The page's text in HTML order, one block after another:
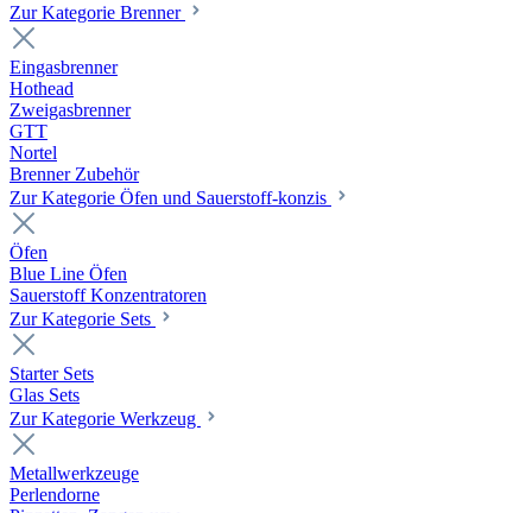
Zur Kategorie Brenner
Eingasbrenner
Hothead
Zweigasbrenner
GTT
Nortel
Brenner Zubehör
Zur Kategorie Öfen und Sauerstoff-konzis
Öfen
Blue Line Öfen
Sauerstoff Konzentratoren
Zur Kategorie Sets
Starter Sets
Glas Sets
Zur Kategorie Werkzeug
Metallwerkzeuge
Perlendorne